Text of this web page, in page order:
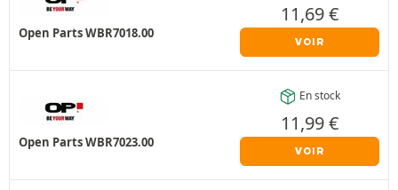
Open Parts WBR7018.00
11,69€
VOIR
Open Parts WBR7023.00
En stock
11,99€
VOIR